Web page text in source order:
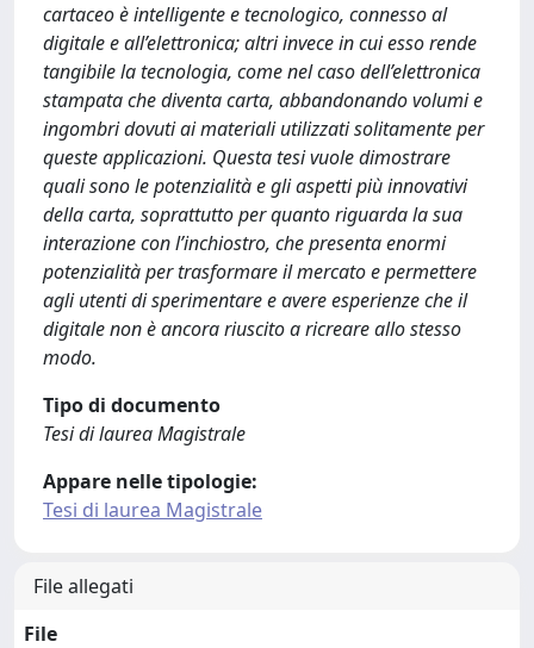
cartaceo è intelligente e tecnologico, connesso al
digitale e all’elettronica; altri invece in cui esso rende
tangibile la tecnologia, come nel caso dell’elettronica
stampata che diventa carta, abbandonando volumi e
ingombri dovuti ai materiali utilizzati solitamente per
queste applicazioni. Questa tesi vuole dimostrare
quali sono le potenzialità e gli aspetti più innovativi
della carta, soprattutto per quanto riguarda la sua
interazione con l’inchiostro, che presenta enormi
potenzialità per trasformare il mercato e permettere
agli utenti di sperimentare e avere esperienze che il
digitale non è ancora riuscito a ricreare allo stesso
modo.
Tipo di documento
Tesi di laurea Magistrale
Appare nelle tipologie:
Tesi di laurea Magistrale
File allegati
File